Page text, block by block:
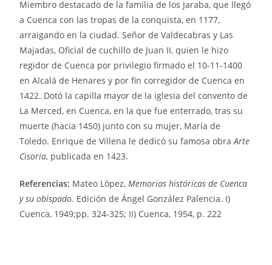
Miembro destacado de la familia de los Jaraba, que llegó
a Cuenca con las tropas de la conquista, en 1177,
arraigando en la ciudad. Señor de Valdecabras y Las
Majadas, Oficial de cuchillo de Juan II, quien le hizo
regidor de Cuenca por privilegio firmado el 10‑11‑1400
en Alcalá de Henares y por fin corregidor de Cuenca en
1422. Dotó la capilla mayor de la iglesia del convento de
La Merced, en Cuenca, en la que fue enterrado, tras su
muerte (hacia 1450) junto con su mujer, María de
Toledo. Enrique de Villena le dedicó su famosa obraArte
Cisoria, publicada en 1423.
Referencias: Mateo López, Memorias históricas de Cuenca
y su obispado. Edición de Ángel González Palencia. I)
Cuenca, 1949;pp. 324-325; II) Cuenca, 1954, p. 222